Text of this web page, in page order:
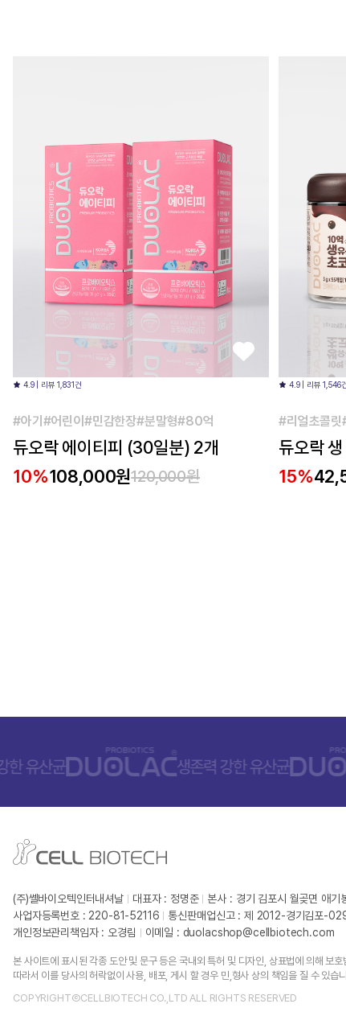
4.9 | 리뷰 1,831건
#아기#어린이#민감한장#분말형#80억
듀오락 에이티피 (30일분) 2개
10%108,000원120,000원
4.9 | 리뷰 1,546
#리얼초콜
듀오락
15%
(주)쎌바이오텍인터내셔날 대표자 : 정명준
본사 : 경기 김포시 월곶면 애
사업자등록번호 : 220-81-52116
통신판매업신고 : 제 2012-경기김포-
개인정보관리책임자 : 오경림
이메일 : duolacshop@cellbiotech.com
본 사이트에 표시된 각종 도안 및 문구 등은 국내외 특허 및 디자인, 상표법에 의해 보
따라서 이를 당사의 허락없이 사용, 배포, 게시 할 경우 민,형사 상의 책임을 질 수 있습
COPYRIGHTⒸCELLBIOTECH CO.,LTD ALL RIGHTS RESERVED